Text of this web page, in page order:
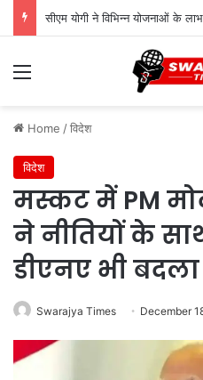
Menu
Home /विदेश
विदेश
मस्कट में PM
ने नीतियों के
डीएनए भी बदला
Swarajya Times December